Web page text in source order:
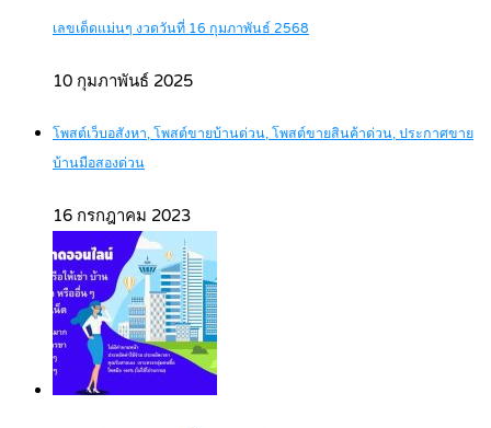
เลขเด็ดแม่นๆ งวดวันที่ 16 กุมภาพันธ์ 2568
10 กุมภาพันธ์ 2025
โพสต์เว็บอสังหา, โพสต์ขายบ้านด่วน, โพสต์ขายสินค้าด่วน, ประกาศขาย
บ้านมือสองด่วน
16 กรกฎาคม 2023